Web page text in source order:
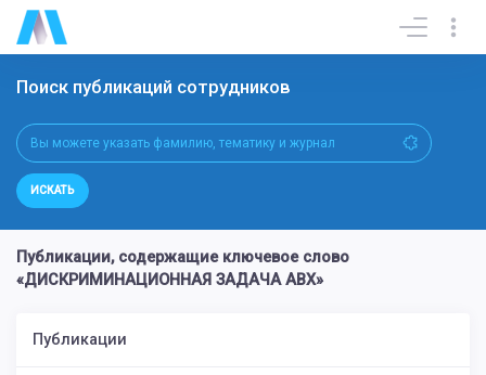
Поиск публикаций сотрудников
ИСКАТЬ
Публикации, содержащие ключевое слово
«ДИСКРИМИНАЦИОННАЯ ЗАДАЧА ABX»
Публикации